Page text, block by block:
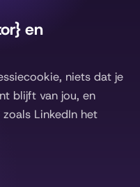
en
niets dat je
blijft van jou, en
LinkedIn het